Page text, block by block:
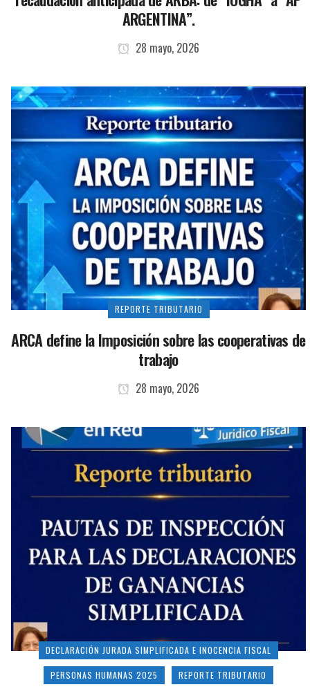
ARGENTINA”.
28 mayo, 2026
REPORTE TRIBUTARIO
ARCA define la Imposición sobre las cooperativas de
trabajo
28 mayo, 2026
DECLARACIÓN JURADA SIMPLIFICADA E INOCENCIA FISCAL
PERSONAS HUMANAS 2025 REPORTE TRIBUTARIO